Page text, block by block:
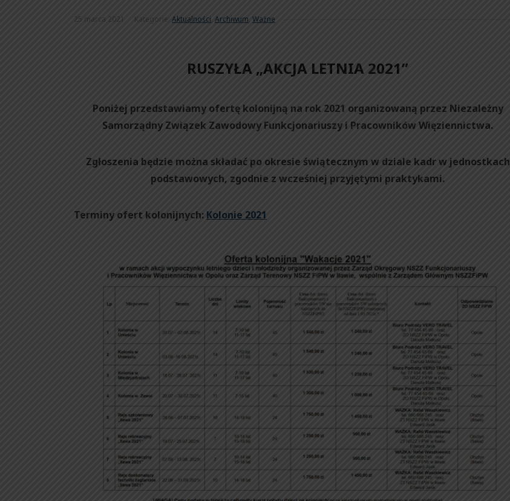
25 marca 2021 Kategorie: Aktualności, Archiwum, Ważne
RUSZYŁA „AKCJA LETNIA 2021”
Poniżej przedstawiamy ofertę kolonijną na rok 2021 organizowaną przez Niezależny
Samorządny Związek Zawodowy Funkcjonariuszy i Pracowników Więziennictwa.
Zgłoszenia będzie można składać po okresie świątecznym w dziale kadr w jednostkach
podstawowych, zgodnie z wcześniej przyjętymi praktykami.
Terminy ofert kolonijnych: Kolonie 2021